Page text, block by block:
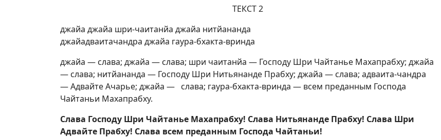
ТЕКСТ 2
джайа джайа шри-чаитанйа джайа нитйананда
джайадваитачандра джайа гаура-бхакта-вринда
джайа — слава; джайа — слава; шри чаитанйа — Господу Шри Чайтанье Махапрабху; джайа
— слава; нитйананда — Господу Шри Нитьянанде Прабху; джайа — слава; адваита-чандра
— Адвайте Ачарье; джайа — слава; гаура-бхакта-вринда — всем преданным Господа
Чайтаньи Махапрабху.
Слава Господу Шри Чайтанье Махапрабху! Слава Нитьянанде Прабху! Слава Шри
Адвайте Прабху! Слава всем преданным Господа Чайтаньи!